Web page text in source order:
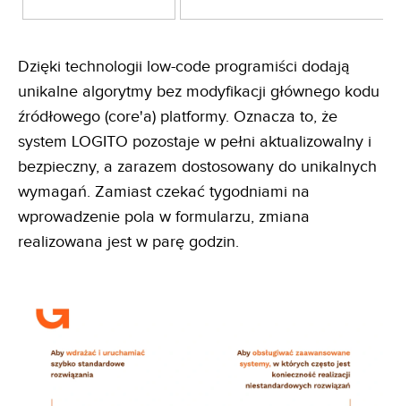
Dzięki technologii low-code programiści dodają
unikalne algorytmy bez modyfikacji głównego kodu
źródłowego (core'a) platformy. Oznacza to, że
system LOGITO pozostaje w pełni aktualizowalny i
bezpieczny, a zarazem dostosowany do unikalnych
wymagań. Zamiast czekać tygodniami na
wprowadzenie pola w formularzu, zmiana
realizowana jest w parę godzin.